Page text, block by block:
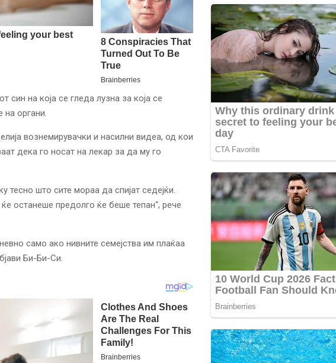
син на која се гледа лузна за која се
на органи.
вознемирувачки и насилни видеа, од кои
дека го носат на лекар за да му го
што сите мораа да спијат седејќи.
останеше предолго ќе беше тепан“, рече
само ако нивните семејства им плаќаа
Би-Би-Си.